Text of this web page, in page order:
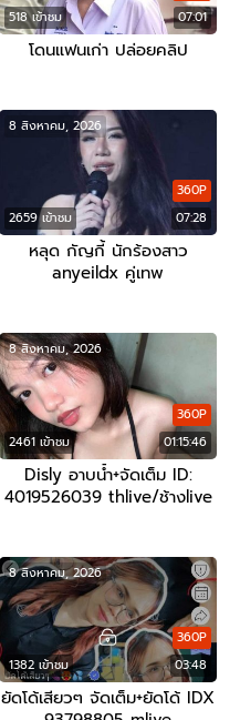
518 เข้าชม 07:01
โดนแฟนเก่า ปล่อยคลิป
2659 เข้าชม 07:28
360P
8 สิงหาคม, 2026
หลุด กัญกี้ นักร้องสาว
anyeildx คู่เทพ
2461 เข้าชม 01:15:46
360P
8 สิงหาคม, 2026
Disly อาบน้ำ+จัดเต็ม ID:
4019526039 thlive/ช้างlive
1382 เข้าชม 03:48
360P
8 สิงหาคม, 2026
ยัดโด้เสียวๆ จัดเต็ม+ยัดโด้ IDX